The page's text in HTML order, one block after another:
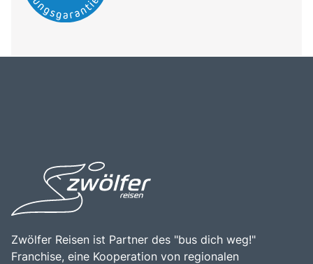
Zwölfer Reisen ist Partner des "bus dich weg!"
Franchise, eine Kooperation von regionalen